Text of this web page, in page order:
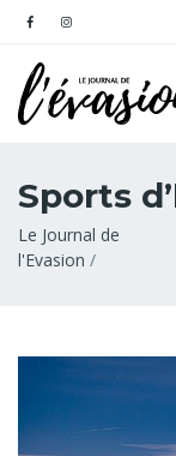
Sports
Fil
d'Ariane
Le Journal de
l'Evasion